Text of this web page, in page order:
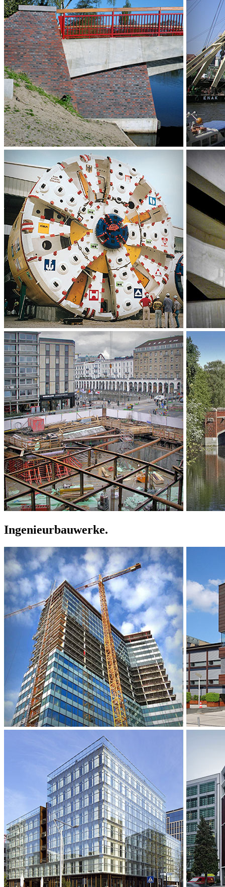
Ingenieurbauwerke.